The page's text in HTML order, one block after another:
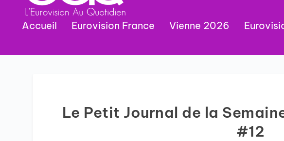
Accueil Eurovision France Vienne 2026
Le Petit Journal de la
#12